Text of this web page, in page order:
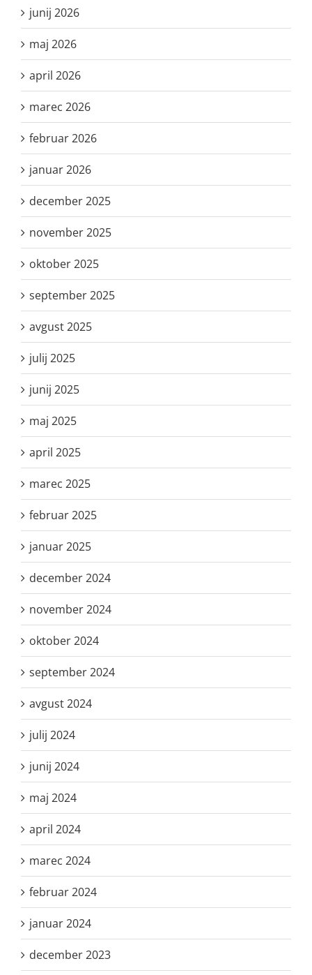
junij 2026
maj 2026
april 2026
marec 2026
februar 2026
januar 2026
december 2025
november 2025
oktober 2025
september 2025
avgust 2025
julij 2025
junij 2025
maj 2025
april 2025
marec 2025
februar 2025
januar 2025
december 2024
november 2024
oktober 2024
september 2024
avgust 2024
julij 2024
junij 2024
maj 2024
april 2024
marec 2024
februar 2024
januar 2024
december 2023